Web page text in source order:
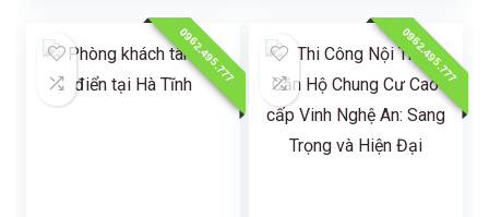
0962.495.777 0962.495.777